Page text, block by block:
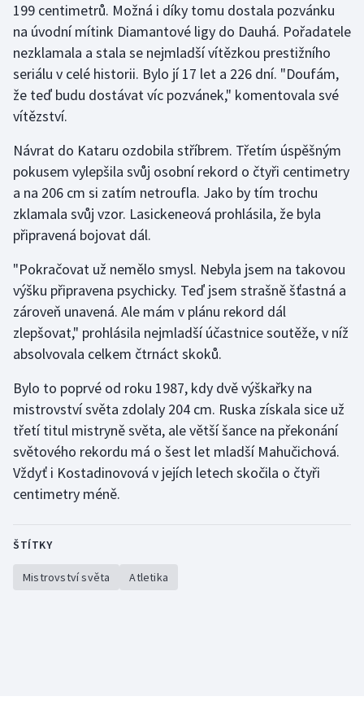
Short track
Sportovní střelba
Stolní tenis
Triatlon
Veslování
Vodní slalom
Volejbal
Ostatní
199 centimetrů. Možná i díky tomu dostala pozvánku
na úvodní mítink Diamantové ligy do Dauhá. Pořadatele
nezklamala a stala se nejmladší vítězkou prestižního
seriálu v celé historii. Bylo jí 17 let a 226 dní. "Doufám,
že teď budu dostávat víc pozvánek," komentovala své
vítězství.
Návrat do Kataru ozdobila stříbrem. Třetím úspěšným
pokusem vylepšila svůj osobní rekord o čtyři centimetry
a na 206 cm si zatím netroufla. Jako by tím trochu
zklamala svůj vzor. Lasickeneová prohlásila, že byla
připravená bojovat dál.
"Pokračovat už nemělo smysl. Nebyla jsem na takovou
výšku připravena psychicky. Teď jsem strašně šťastná a
zároveň unavená. Ale mám v plánu rekord dál
zlepšovat," prohlásila nejmladší účastnice soutěže, v níž
absolvovala celkem čtrnáct skoků.
Bylo to poprvé od roku 1987, kdy dvě výškařky na
mistrovství světa zdolaly 204 cm. Ruska získala sice už
třetí titul mistryně světa, ale větší šance na překonání
světového rekordu má o šest let mladší Mahučichová.
Vždyť i Kostadinovová v jejích letech skočila o čtyři
centimetry méně.
ŠTÍTKY
Mistrovství světa Atletika